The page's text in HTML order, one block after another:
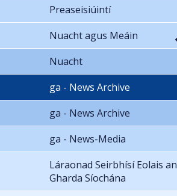
Preaseisiúintí
Nuacht agus Meáin
Nuacht
ga - News Archive
ga - News Archive
ga - News-Media
Láraonad Seirbhísí Eolais an
Gharda Síochána